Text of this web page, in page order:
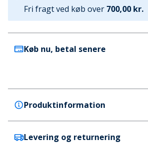
Fri fragt ved køb over 700,00 kr.
Køb nu, betal senere
Produktinformation
Crocs
Levering og returnering